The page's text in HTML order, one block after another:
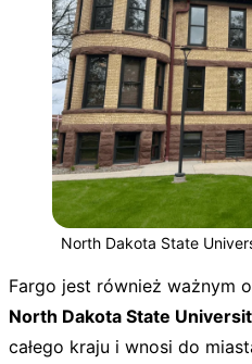
North Dakota State
Fargo jest również ważnym
North Dakota State
całego kraju i wnosi do